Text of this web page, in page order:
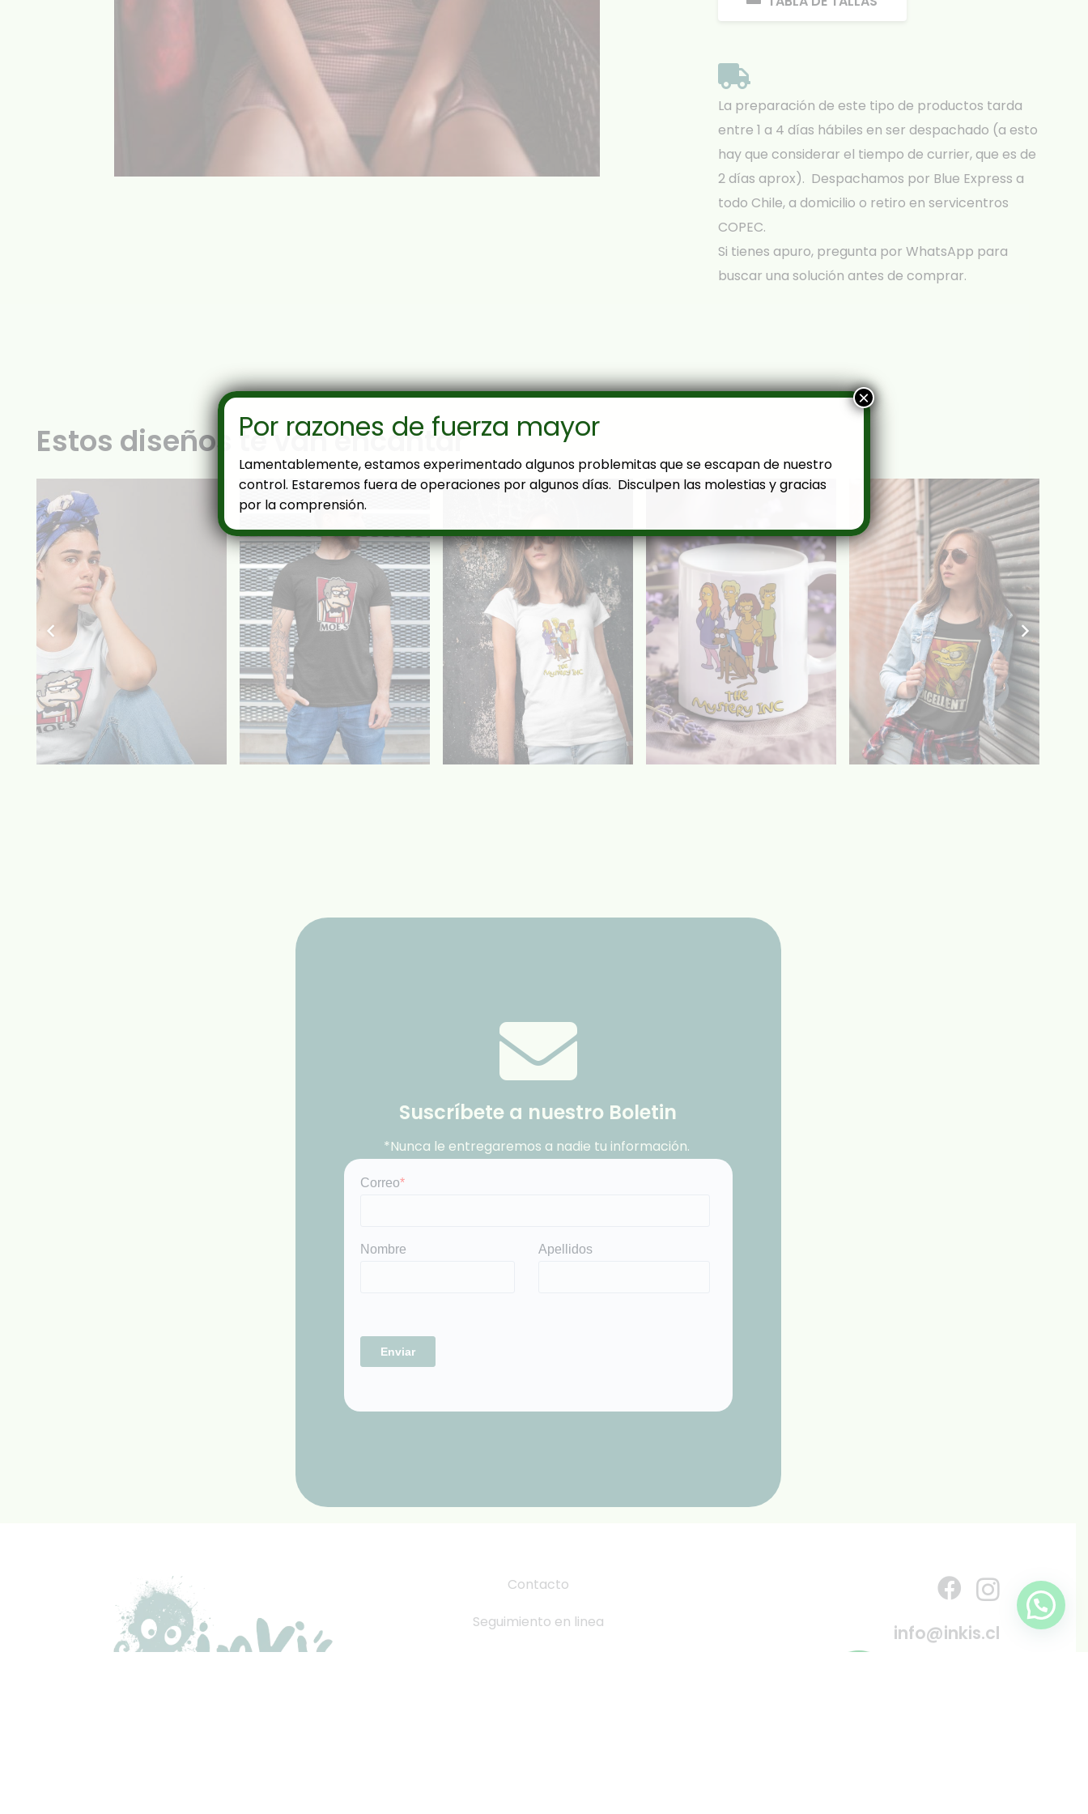
La preparación de este tipo de productos tarda
entre 1 a 4 días hábiles en ser despachado (a esto
hay que considerar el tiempo de currier, que es de
2 días aprox). Despachamos por Blue Express a
todo Chile, a domicilio o retiro en servicentros
COPEC.
Si tienes apuro, pregunta por WhatsApp para
buscar una solución antes de comprar.
Estos diseños te van encantar
Suscríbete a nuestro Boletin
*Nunca le entregaremos a nadie tu información.
Contacto
Seguimiento en linea
info@inkis.cl
Por razones de fuerza mayor
Lamentablemente, estamos experimentado algunos problemitas que se escapan de nuestro
control. Estaremos fuera de operaciones por algunos días. Disculpen las molestias y gracias
por la comprensión.
×